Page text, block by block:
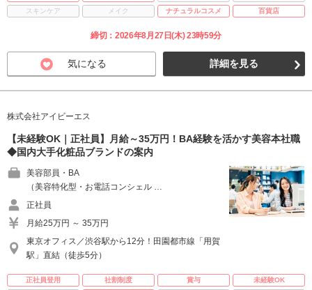
スキンケア
メイク ナチュラルコスメ 百貨店
締切：2026年8月27日(木) 23時59分
気になる 詳細を見る
株式会社アイビーエス
【未経験OK｜正社員】月給～35万円！BA経験を活かす美容本社職
◆国内大手化粧品ブランドの案内
美容部員・BA
（美容特化型・お電話コンシェル …
正社員
月給25万円 ～ 35万円
東京オフィス／渋谷駅から12分！田園都市線「用賀
駅」直結（徒歩5分）
正社員登用 社割制度 賞与 未経験OK